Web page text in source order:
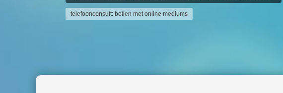
telefoonconsult: bellen met online mediums